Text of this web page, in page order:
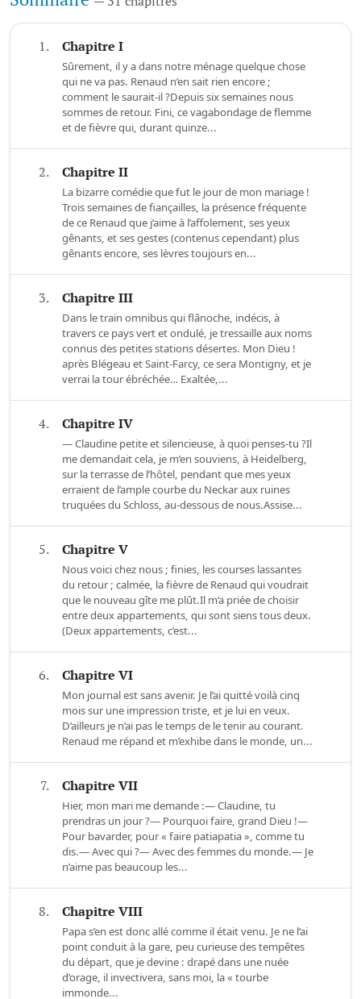
1. Chapitre I
Sûrement, il y a dans notre ménage quelque chose
qui ne va pas. Renaud n’en sait rien encore ;
comment le saurait-il ?Depuis six semaines nous
sommes de retour. Fini, ce vagabondage de flemme
et de fièvre qui, durant quinze...
2. Chapitre II
La bizarre comédie que fut le jour de mon mariage !
Trois semaines de fiançailles, la présence fréquente
de ce Renaud que j’aime à l’affolement, ses yeux
gênants, et ses gestes (contenus cependant) plus
gênants encore, ses lèvres toujours en...
3. Chapitre III
Dans le train omnibus qui flânoche, indécis, à
travers ce pays vert et ondulé, je tressaille aux noms
connus des petites stations désertes. Mon Dieu !
après Blégeau et Saint-Farcy, ce sera Montigny, et je
verrai la tour ébréchée… Exaltée,...
4. Chapitre IV
— Claudine petite et silencieuse, à quoi penses-tu ?Il
me demandait cela, je m’en souviens, à Heidelberg,
sur la terrasse de l’hôtel, pendant que mes yeux
erraient de l’ample courbe du Neckar aux ruines
truquées du Schloss, au-dessous de nous.Assise...
5. Chapitre V
Nous voici chez nous ; finies, les courses lassantes
du retour ; calmée, la fièvre de Renaud qui voudrait
que le nouveau gîte me plût.Il m’a priée de choisir
entre deux appartements, qui sont siens tous deux.
(Deux appartements, c’est...
6. Chapitre VI
Mon journal est sans avenir. Je l’ai quitté voilà cinq
mois sur une impression triste, et je lui en veux.
D’ailleurs je n’ai pas le temps de le tenir au courant.
Renaud me répand et m’exhibe dans le monde, un...
7. Chapitre VII
Hier, mon mari me demande :— Claudine, tu
prendras un jour ?— Pourquoi faire, grand Dieu !—
Pour bavarder, pour « faire patiapatia », comme tu
dis.— Avec qui ?— Avec des femmes du monde.— Je
n’aime pas beaucoup les...
8. Chapitre VIII
Papa s’en est donc allé comme il était venu. Je ne l’ai
point conduit à la gare, peu curieuse des tempêtes
du départ, que je devine : drapé dans une nuée
d’orage, il invectivera, sans moi, la « tourbe
immonde...